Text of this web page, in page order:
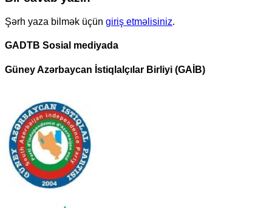
Şərh yaza bilmək üçün giriş etməlisiniz.
GADTB Sosial mediyada
Güney Azərbaycan İstiqlalçılar Birliyi (GAİB)